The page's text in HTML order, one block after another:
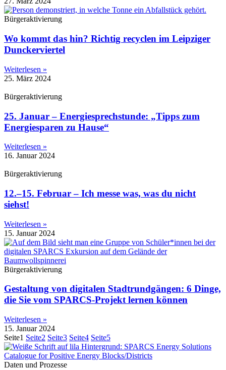
Bürgeraktivierung
Wo kommt das hin? Richtig recyclen im Leipziger
Dunckerviertel
Weiterlesen »
25. März 2024
Bürgeraktivierung
25. Januar – Energiesprechstunde: „Tipps zum
Energiesparen zu Hause“
Weiterlesen »
16. Januar 2024
Bürgeraktivierung
12.–15. Februar – Ich messe was, was du nicht
siehst!
Weiterlesen »
15. Januar 2024
Bürgeraktivierung
Gestaltung von digitalen Stadtrundgängen: 6 Dinge,
die Sie vom SPARCS-Projekt lernen können
Weiterlesen »
15. Januar 2024
Seite1 Seite2 Seite3 Seite4 Seite5
Daten und Prozesse